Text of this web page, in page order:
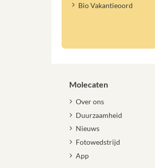
Bio Vakantieoord
Molecaten
Over ons
Duurzaamheid
Nieuws
Fotowedstrijd
App